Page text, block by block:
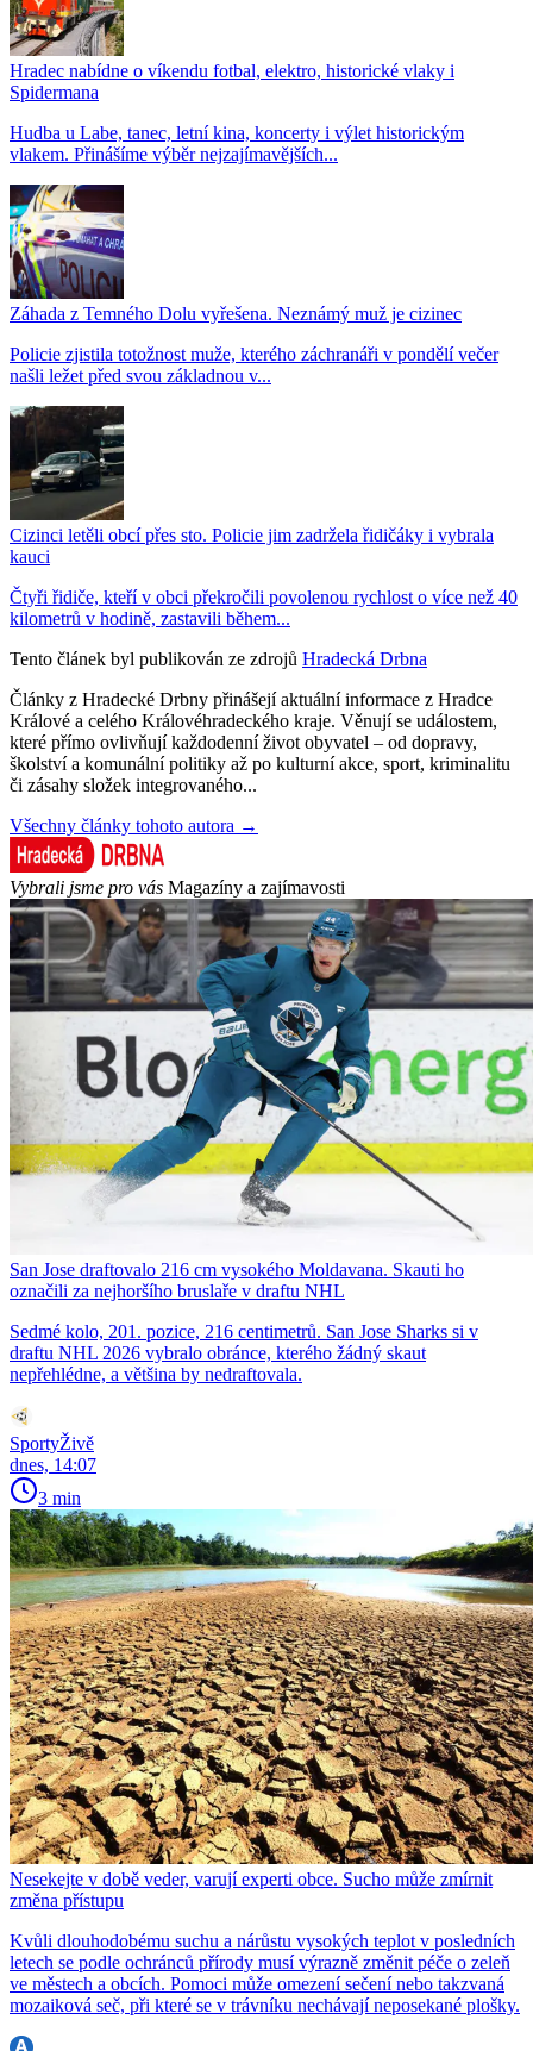
Hradec nabídne o víkendu fotbal, elektro, historické vlaky i
Spidermana
Hudba u Labe, tanec, letní kina, koncerty i výlet historickým
vlakem. Přinášíme výběr nejzajímavějších...
Záhada z Temného Dolu vyřešena. Neznámý muž je cizinec
Policie zjistila totožnost muže, kterého záchranáři v pondělí večer
našli ležet před svou základnou v...
Cizinci letěli obcí přes sto. Policie jim zadržela řidičáky i vybrala
kauci
Čtyři řidiče, kteří v obci překročili povolenou rychlost o více než 40
kilometrů v hodině, zastavili během...
Tento článek byl publikován ze zdrojů Hradecká Drbna
Články z Hradecké Drbny přinášejí aktuální informace z Hradce
Králové a celého Královéhradeckého kraje. Věnují se událostem,
které přímo ovlivňují každodenní život obyvatel – od dopravy,
školství a komunální politiky až po kulturní akce, sport, kriminalitu
či zásahy složek integrovaného...
Všechny články tohoto autora →
Vybrali jsme pro vás Magazíny a zajímavosti
San Jose draftovalo 216 cm vysokého Moldavana. Skauti ho
označili za nejhoršího bruslaře v draftu NHL
Sedmé kolo, 201. pozice, 216 centimetrů. San Jose Sharks si v
draftu NHL 2026 vybralo obránce, kterého žádný skaut
nepřehlédne, a většina by nedraftovala.
SportyŽivě
dnes, 14:07
3 min
Nesekejte v době veder, varují experti obce. Sucho může zmírnit
změna přístupu
Kvůli dlouhodobému suchu a nárůstu vysokých teplot v posledních
letech se podle ochránců přírody musí výrazně změnit péče o zeleň
ve městech a obcích. Pomoci může omezení sečení nebo takzvaná
mozaiková seč, při které se v trávníku nechávají neposekané plošky.